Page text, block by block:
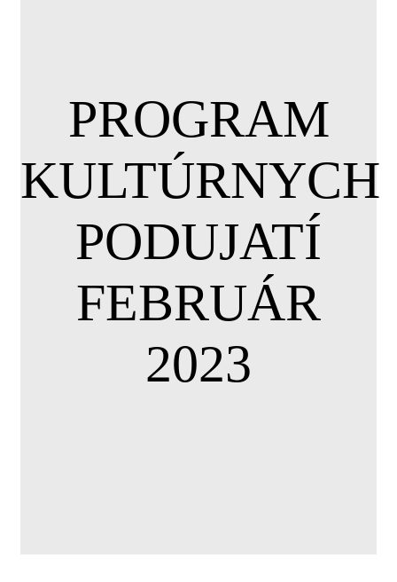
PROGRAM
KULTÚRNYCH
PODUJATÍ
FEBRUÁR
2023